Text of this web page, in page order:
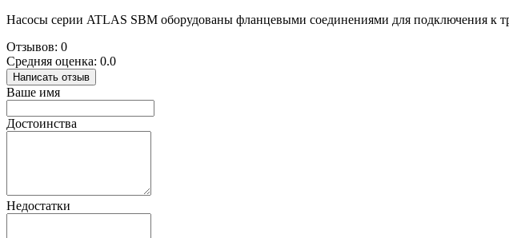
Насосы серии ATLAS SBM оборудованы фланцевыми соединениями для подключения к
Отзывов: 0
Средняя оценка: 0.0
Написать отзыв
Ваше имя
Достоинства
Недостатки